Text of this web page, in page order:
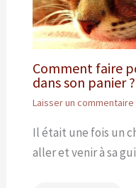
Comment faire
dans son panier ?
Laisser un commentaire
Il était une fois un
aller et venir à sa